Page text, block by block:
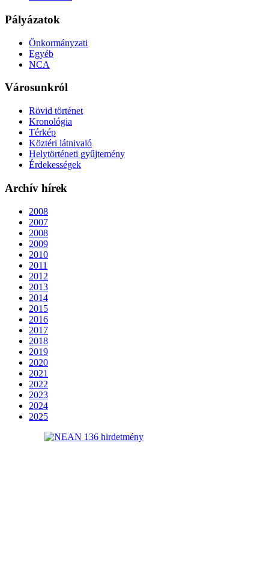
Pályázatok
Önkormányzati
Egyéb
NCA
Városunkról
Rövid történet
Kronológia
Térkép
Köztéri látnivaló
Helytörténeti gyűjtemény
Érdekességek
Archív hírek
2008
2007
2008
2009
2010
2011
2012
2013
2014
2015
2016
2017
2018
2019
2020
2021
2022
2023
2024
2025